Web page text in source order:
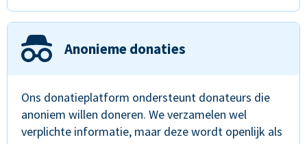
Anonieme donaties
Ons donatieplatform ondersteunt donateurs die
anoniem willen doneren. We verzamelen wel
verplichte informatie, maar deze wordt openlijk als